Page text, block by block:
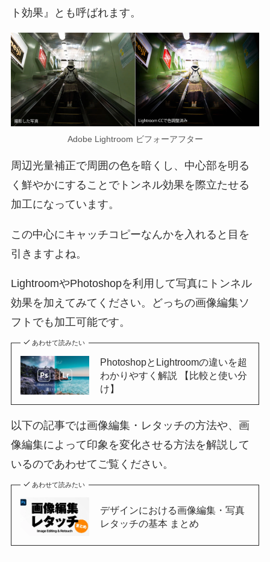
ト効果』とも呼ばれます。
Adobe Lightroom ビフォーアフター
周辺光量補正で周囲の色を暗くし、中心部を明る
く鮮やかにすることでトンネル効果を際立たせる
加工になっています。
この中心にキャッチコピーなんかを入れると目を
引きますよね。
LightroomやPhotoshopを利用して写真にトンネル
効果を加えてみてください。どっちの画像編集ソ
フトでも加工可能です。
あわせて読みたい
PhotoshopとLightroomの違いを超
わかりやすく解説 【比較と使い分
け】
以下の記事では画像編集・レタッチの方法や、画
像編集によって印象を変化させる方法を解説して
いるのであわせてご覧ください。
あわせて読みたい
デザインにおける画像編集・写真
レタッチの基本 まとめ